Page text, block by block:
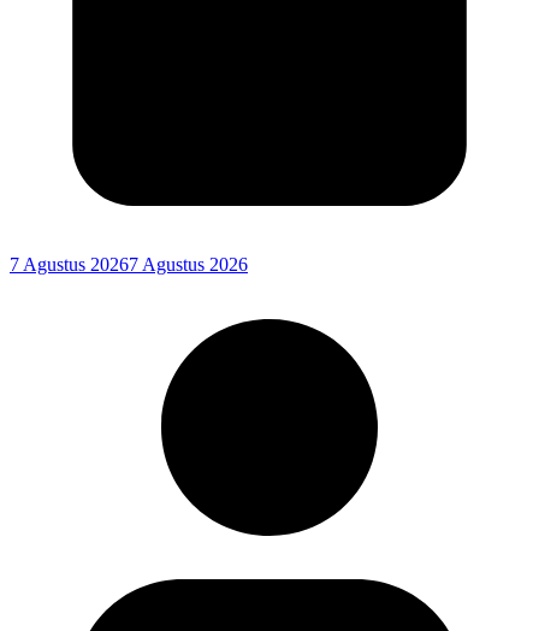
7 Agustus 20267 Agustus 2026